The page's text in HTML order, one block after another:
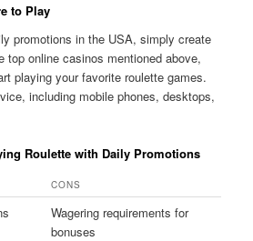
to Play
promotions in the USA, simply create
top online casinos mentioned above,
playing your favorite roulette games.
including mobile phones, desktops,
Roulette with Daily Promotions
CONS
Wagering requirements for
bonuses